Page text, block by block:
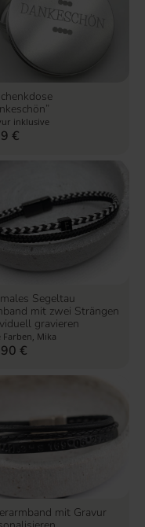
inklusive
€
Segeltau
mit zwei Strängen
gravieren
Farben, Mika
€
mit Gravur